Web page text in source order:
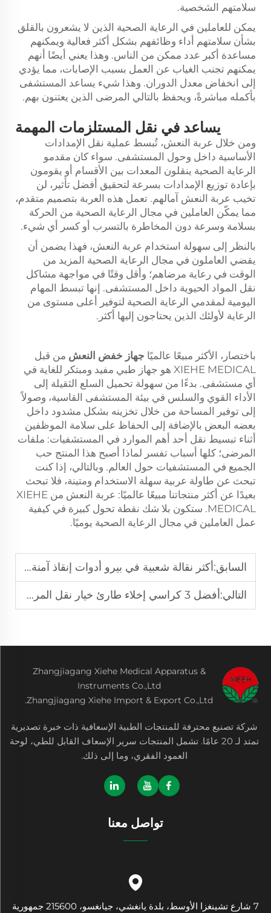
سلامتهم الشخصية.
يمكن للعاملين في الرعاية الصحية الذين لا يشعرون بالقلق
بشأن سلامتهم أداء وظائفهم بشكل أكثر فعالية ويمكنهم
مساعدة أكبر عدد ممكن من الناس. وهذا يعني أيضًا أنهم
يمكنهم تجنب الغياب عن العمل بسبب الإصابات، مما يؤدي
إلى انخفاض معدل الدوران. وهذا شيء يساعد المستشفى
بأكمله مباشرةً، ويحفظ بالتالي المرضى الذين يعتنون بهم.
يساعد في نقل المستلزمات المهمة
ومن خلال عربة النعش، تُبسط عملية نقل الإمدادات
الأساسية داخل وحول المستشفى. سواء كان مقدمو
الرعاية الصحية ينقلون المعدات بين الأقسام أو يقومون
بإعادة توزيع الإمدادات بسرعة لتحقيق أفضل تأثير، لن
تخيب عربة النعش آمالهم. تعمل هذه العربة بتصميم متقدم،
مما يمكّن العاملين في مجال الرعاية الصحية من الحركة
بسلامة وسرعة دون المخاطرة بالتسرب أو كسر أي شيء.
بالنظر إلى سهولة استخدام عربة النعش، فهذا يضمن أن
يقضي العاملون في مجال الرعاية الصحية المزيد من
الوقت في رعاية مرضاهم؛ وأقل وقتًا في مواجهة مشاكل
نقل المواد الحيوية داخل المستشفى. إنها تبسط المهام
اليومية لمقدمي الرعاية الصحية لتوفير أعلى مستوى من
الرعاية لأولئك الذين يحتاجون إليها أكثر.
باختصار، الأكثر مبيعًا عالميًا جهاز خفض النعش من قبل
XIEHE MEDICAL هو جهاز طبي مفيد ومبتكر للغاية في
أي مستشفى. بدءًا من سهولة تحميل السلع الثقيلة إلى
الأداء القوي والسلس في بيئة المستشفى القاسية، وصولاً
إلى توفير المساحة من خلال تخزينه بشكل مشدود داخل
بعضه البعض بالإضافة إلى الحفاظ على سلامة الموظفين
أثناء تبسيط نقل أحد أهم الموارد في المستشفيات: ملفات
المرضى؛ كلها أسباب تفسر لماذا أصبح هذا المنتج حب
الجميع في المستشفيات حول العالم. وبالتالي، إذا كنت
تبحث عن طاولة عربية سهلة الاستخدام ومتينة، فلا تبحث
بعيدًا عن أكثر منتجاتنا مبيعًا عالميًا: عربة النعش من XIEHE
MEDICAL. ستكون بلا شك نقطة تحول كبيرة في كيفية
عمل العاملين في مجال الرعاية الصحية يوميًا.
السابق:أكثر نقالة شعبية في بيرو أدوات إنقاذ آمنة واحترافية
التالي:أفضل 3 كراسي إخلاء طارئ خيار نقل المرضى السريع والآمن
Zhangjiagang Xiehe Medical Apparatus &
Instruments Co.,Ltd
Zhangjiagang Xiehe Import & Export Co.,Ltd.
شركة تصنيع محترفة للمنتجات الطبية الإسعافية ذات خبرة تصديرية
تمتد لـ 20 عامًا. تشمل المنتجات سرير الإسعاف القابل للطي، لوحة
العمود الفقري، وما إلى ذلك.
تواصل معنا
7 شارع تشينغزا الأوسط، بلدة يانغشي، جيانغسو، 215600 جمهورية